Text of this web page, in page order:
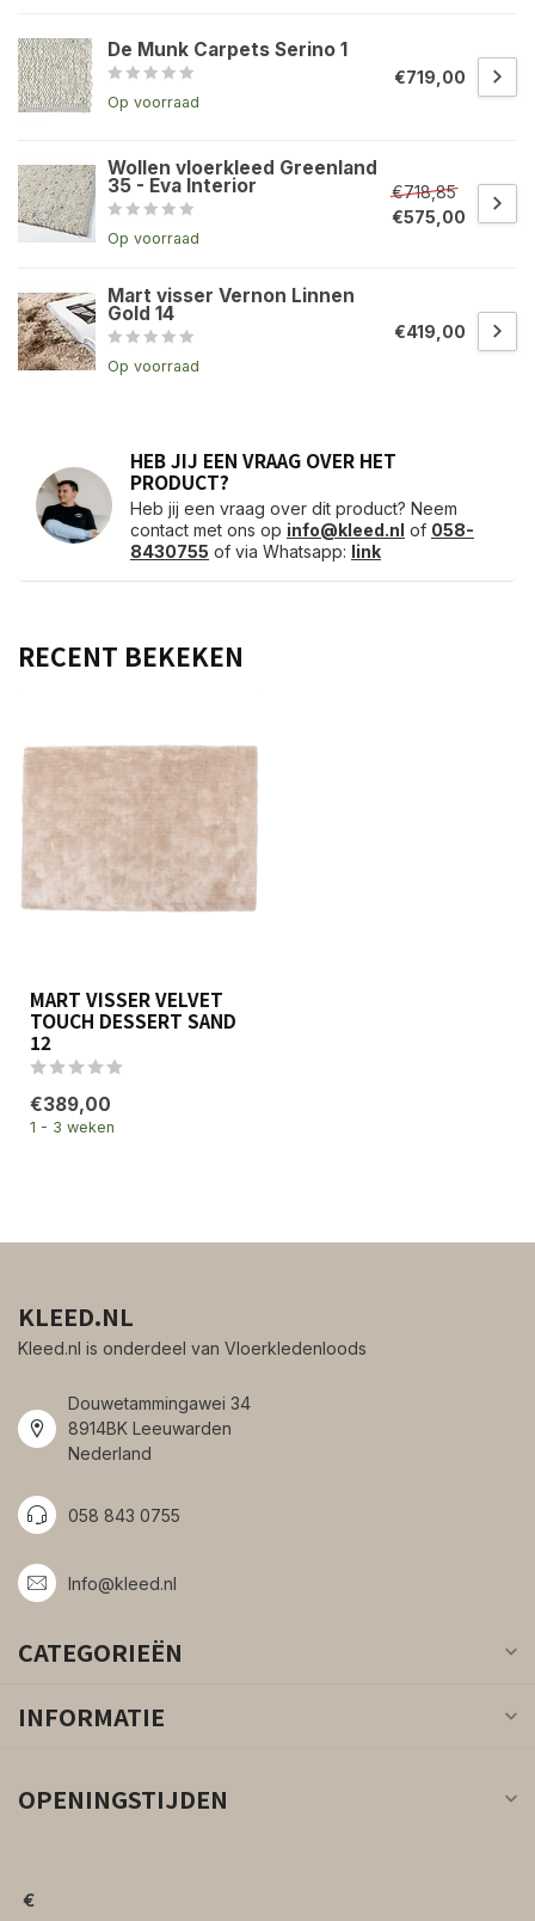
De Munk Carpets Serino 1
Op voorraad
€719,00
Wollen vloerkleed Greenland
35 - Eva Interior
Op voorraad
€718,85
€575,00
Mart visser Vernon Linnen
Gold 14
Op voorraad
€419,00
HEB JIJ EEN VRAAG OVER HET
PRODUCT?
Heb jij een vraag over dit product? Neem
contact met ons op info@kleed.nl of 058-
8430755 of via Whatsapp: link
RECENT BEKEKEN
MART VISSER VELVET
TOUCH DESSERT SAND
12
€389,00
1 - 3 weken
KLEED.NL
Kleed.nl is onderdeel van Vloerkledenloods
Douwetammingawei 34
8914BK Leeuwarden
Nederland
058 843 0755
Info@kleed.nl
CATEGORIEËN
INFORMATIE
OPENINGSTIJDEN
€